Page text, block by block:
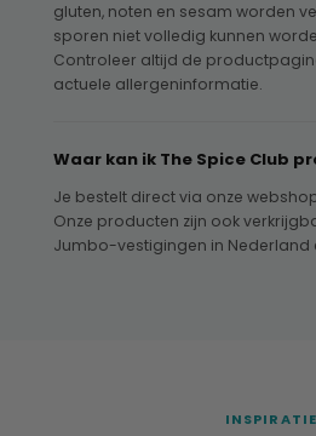
gluten, noten en sesam worden
sporen niet volledig kunnen
Controleer altijd de
actuele allergeninformatie.
Waar kan ik The Spice Club
Je bestelt direct via onze
Onze producten zijn ook
Jumbo-vestigingen in Nederland
INSPIRATIE